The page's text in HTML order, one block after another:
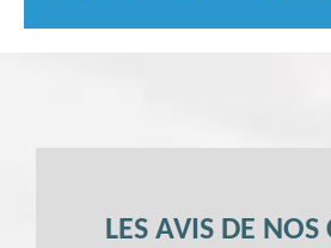
LES AVIS DE NOS